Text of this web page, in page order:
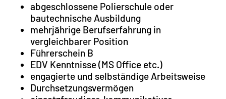
abgeschlossene Polierschule oder
bautechnische Ausbildung
mehrjährige Berufserfahrung in
vergleichbarer Position
Führerschein B
EDV Kenntnisse (MS Office etc.)
engagierte und selbständige Arbeitsweise
Durchsetzungsvermögen